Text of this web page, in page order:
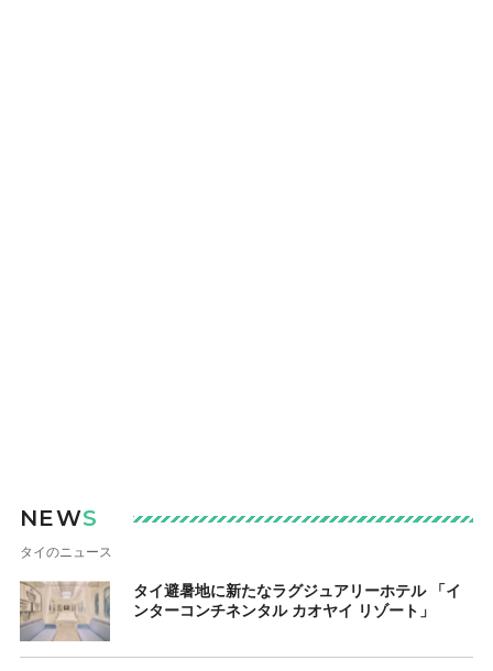
NEWS
タイのニュース
タイ避暑地に新たなラグジュアリーホテル 「イ
ンターコンチネンタル カオヤイ リゾート」